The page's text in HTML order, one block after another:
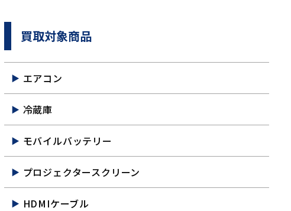
買取対象商品
エアコン
冷蔵庫
モバイルバッテリー
プロジェクタースクリーン
HDMIケーブル